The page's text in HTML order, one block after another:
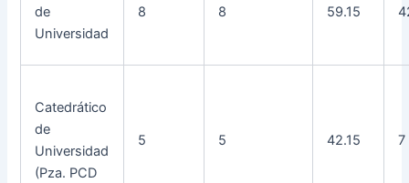
de
Universidad
8 8 59.15
Catedrático
de
Universidad
(Pza. PCD
5 5 42.15 7